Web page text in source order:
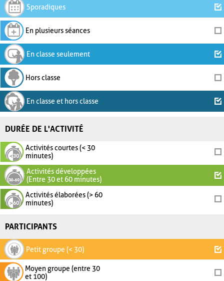
Sporadiques
En plusieurs séances
En classe seulement
Hors classe
En classe et hors classe
DURÉE DE L'ACTIVITÉ
Activités courtes (< 30
minutes)
Activités développées
(Entre 30 et 60 minutes)
Activités élaborées (> 60
minutes)
PARTICIPANTS
Petit groupe (< 30)
Moyen groupe (entre 30
et 100)